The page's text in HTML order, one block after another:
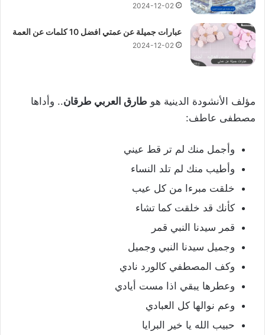
2024-12-02
عبارات جميلة عن عمتي افضل 10 كلمات عن العمة
2024-12-02
مؤلف الأنشودة الدينية هو طارق العربي طرقان.. وأداها
مصطفى عاطف:
وأجمل منك لم تر قط عيني
وأطيب منك لم تلد النساء
خلقت مبرءا من كل عيب
كأنك قد خلقت كما تشاء
قمر سيدنا النبي قمر
وجميل سيدنا النبي وجميل
وكف المصطفي كالورد نادي
وعطرها يبقي اذا مست أيادي
وعم نوالها كل العبادي
حبيب الله يا خير البرايا